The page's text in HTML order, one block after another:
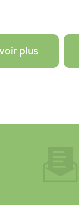
plus